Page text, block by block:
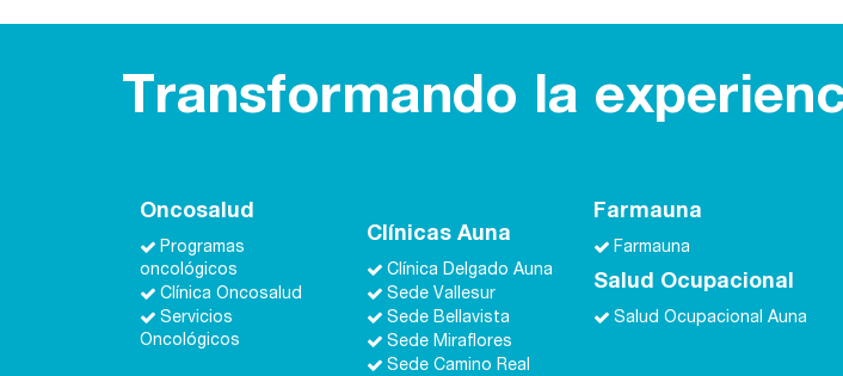
Transformando la
Oncosalud
Programas
oncológicos
Clínica Oncosalud
Servicios
Oncológicos
Clínicas Auna
Clínica Delgado Auna
Sede Vallesur
Sede Bellavista
Sede Miraflores
Sede Camino Real
Farmauna
Farmauna
Salud Ocupacional
Salud Ocupacional Auna